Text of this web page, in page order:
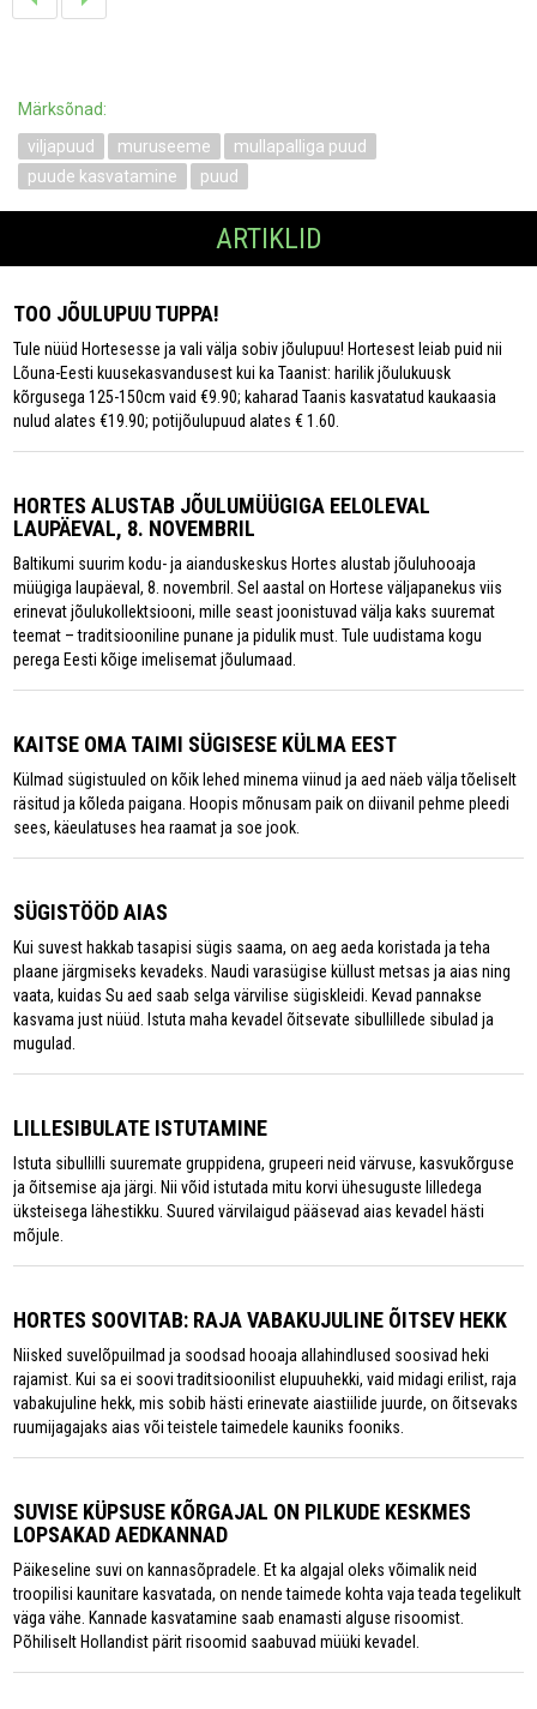
Märksõnad:
viljapuud
muruseeme
mullapalliga puud
puude kasvatamine
puud
ARTIKLID
TOO JÕULUPUU TUPPA!
Tule nüüd Hortesesse ja vali välja sobiv jõulupuu! Hortesest leiab puid nii
Lõuna-Eesti kuusekasvandusest kui ka Taanist: harilik jõulukuusk
kõrgusega 125-150cm vaid €9.90; kaharad Taanis kasvatatud kaukaasia
nulud alates €19.90; potijõulupuud alates € 1.60.
HORTES ALUSTAB JÕULUMÜÜGIGA EELOLEVAL
LAUPÄEVAL, 8. NOVEMBRIL
Baltikumi suurim kodu- ja aianduskeskus Hortes alustab jõuluhooaja
müügiga laupäeval, 8. novembril. Sel aastal on Hortese väljapanekus viis
erinevat jõulukollektsiooni, mille seast joonistuvad välja kaks suuremat
teemat – traditsiooniline punane ja pidulik must. Tule uudistama kogu
perega Eesti kõige imelisemat jõulumaad.
KAITSE OMA TAIMI SÜGISESE KÜLMA EEST
Külmad sügistuuled on kõik lehed minema viinud ja aed näeb välja tõeliselt
räsitud ja kõleda paigana. Hoopis mõnusam paik on diivanil pehme pleedi
sees, käeulatuses hea raamat ja soe jook.
SÜGISTÖÖD AIAS
Kui suvest hakkab tasapisi sügis saama, on aeg aeda koristada ja teha
plaane järgmiseks kevadeks. Naudi varasügise küllust metsas ja aias ning
vaata, kuidas Su aed saab selga värvilise sügiskleidi. Kevad pannakse
kasvama just nüüd. Istuta maha kevadel õitsevate sibullillede sibulad ja
mugulad.
LILLESIBULATE ISTUTAMINE
Istuta sibullilli suuremate gruppidena, grupeeri neid värvuse, kasvukõrguse
ja õitsemise aja järgi. Nii võid istutada mitu korvi ühesuguste lilledega
üksteisega lähestikku. Suured värvilaigud pääsevad aias kevadel hästi
mõjule.
HORTES SOOVITAB: RAJA VABAKUJULINE ÕITSEV HEKK
Niisked suvelõpuilmad ja soodsad hooaja allahindlused soosivad heki
rajamist. Kui sa ei soovi traditsioonilist elupuuhekki, vaid midagi erilist, raja
vabakujuline hekk, mis sobib hästi erinevate aiastiilide juurde, on õitsevaks
ruumijagajaks aias või teistele taimedele kauniks fooniks.
SUVISE KÜPSUSE KÕRGAJAL ON PILKUDE KESKMES
LOPSAKAD AEDKANNAD
Päikeseline suvi on kannasõpradele. Et ka algajal oleks võimalik neid
troopilisi kaunitare kasvatada, on nende taimede kohta vaja teada tegelikult
väga vähe. Kannade kasvatamine saab enamasti alguse risoomist.
Põhiliselt Hollandist pärit risoomid saabuvad müüki kevadel.